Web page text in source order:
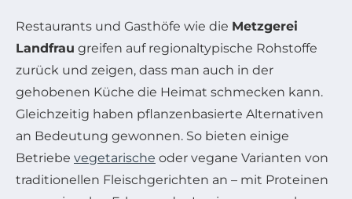
Restaurants und Gasthöfe wie die Metzgerei
Landfrau greifen auf regionaltypische Rohstoffe
zurück und zeigen, dass man auch in der
gehobenen Küche die Heimat schmecken kann.
Gleichzeitig haben pflanzenbasierte Alternativen
an Bedeutung gewonnen. So bieten einige
Betriebe vegetarische oder vegane Varianten von
traditionellen Fleischgerichten an – mit Proteinen